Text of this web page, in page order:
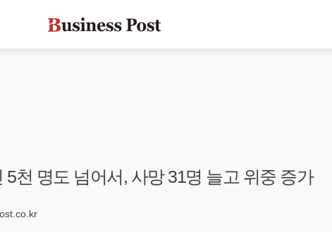
5천 명도 넘어서, 사망 31명 늘고 위중 증가